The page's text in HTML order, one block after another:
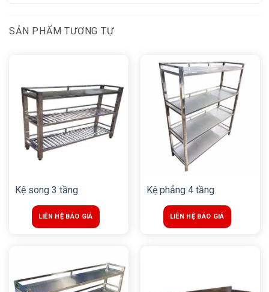
SẢN PHẨM TƯƠNG TỰ
Kệ song 3 tầng
LIÊN HỆ BÁO GIÁ
Kệ phẳng 4 tầng
LIÊN HỆ BÁO GIÁ